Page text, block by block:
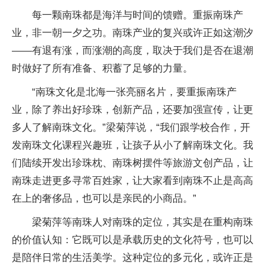
每一颗南珠都是海洋与时间的馈赠。重振南珠产
业，非一朝一夕之功。南珠产业的复兴或许正如这潮汐
——有退有涨，而涨潮的高度，取决于我们是否在退潮
时做好了所有准备、积蓄了足够的力量。
“南珠文化是北海一张亮丽名片，要重振南珠产
业，除了养出好珍珠，创新产品，还要加强宣传，让更
多人了解南珠文化。”梁菊萍说，“我们跟学校合作，开
发南珠文化课程兴趣班，让孩子从小了解南珠文化。我
们陆续开发出珍珠枕、南珠树摆件等旅游文创产品，让
南珠走进更多寻常百姓家，让大家看到南珠不止是高高
在上的奢侈品，也可以是亲民的小商品。”
梁菊萍等南珠人对南珠的定位，其实是在重构南珠
的价值认知：它既可以是承载历史的文化符号，也可以
是陪伴日常的生活美学。这种定位的多元化，或许正是